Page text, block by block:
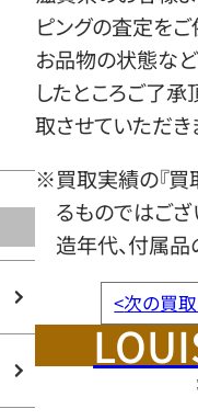
ピングの査定を
お品物の状態など
したところご了
取させていただき
※買取実績の『買
るものではござ
造年代、付属品
<次の買